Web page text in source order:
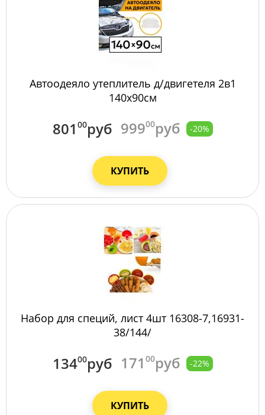
Автоодеяло утеплитель д/двигетеля 2в1
140х90см
801 00руб 99900руб -20%
КУПИТЬ
Набор для специй, лист 4шт 16308-7,16931-
38/144/
13400руб 171 00руб -22%
КУПИТЬ